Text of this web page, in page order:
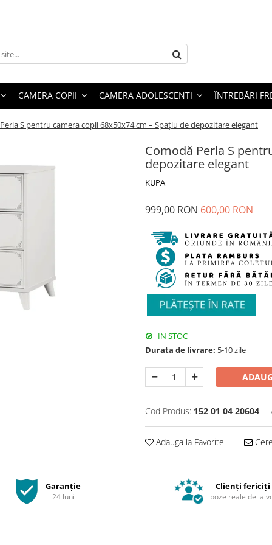
CAMERA COPII CAMERA ADOLESCENTI ÎNTREBĂRI
S pentru camera copii 68x50x74 cm – Spațiu de depozitare elegant
Comodă Perla S
depozitare elegant
KUPA
999,00 RON 600,00 RON
IN STOC
Durata de livrare: 5-10 zile
Cod Produs: 152 01 04 20604
Adauga la Favorite
Garanție
24 luni
Clienți fericiți
poze reale de la